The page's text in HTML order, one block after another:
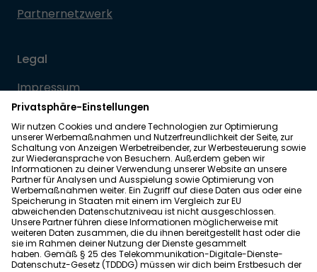
Partnernetzwerk
Legal
Impressum
Datenschutz
Allgemeine Geschäftsbedingungen
Barrierefreiheit